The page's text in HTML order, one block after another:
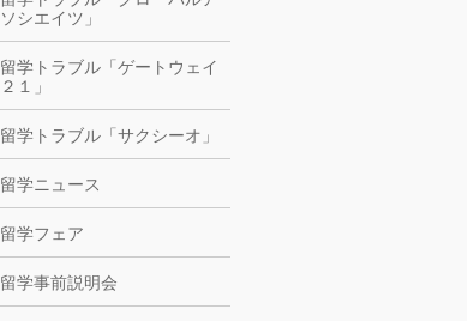
ソシエイツ」
留学トラブル「ゲートウェイ
２１」
留学トラブル「サクシーオ」
留学ニュース
留学フェア
留学事前説明会